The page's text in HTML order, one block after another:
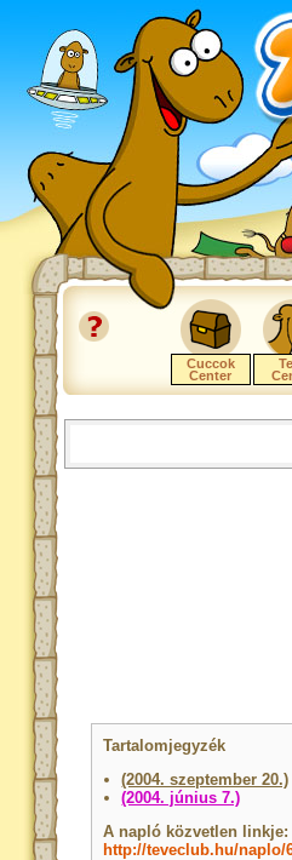
Cuccok
Center
Tartalomjegyzék
(2004. szeptember 20.)
(2004. június 7.)
A napló közvetlen linkje:
http://teveclub.hu/naplo/